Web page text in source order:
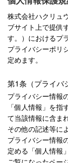
株式会社ハクリュ
ブサイト上で提供
す。）におけるプ
プライバシーポリ
定めます。
第1条（プライバ
プライバシー情報
「個人情報」を
て当該情報に含ま
その他の記述等に
プライバシー情報
定める「個人情報